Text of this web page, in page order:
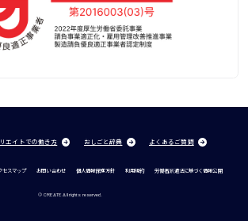
エイトでの働き方 おしごと辞典 よくあるご質問
セスマップ お問い合わせ 個人情報保護方針 利用規約 労働者派遣法に基づく情報公開
© CREATE All rights reserved.